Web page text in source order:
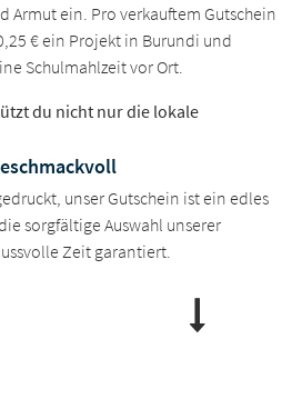
Armut ein. Pro verkauftem Gutschein
€ ein Projekt in Burundi und
Schulmahlzeit vor Ort.
du nicht nur die lokale
unser Gutschein ist ein edles
sorgfältige Auswahl unserer
Zeit garantiert.